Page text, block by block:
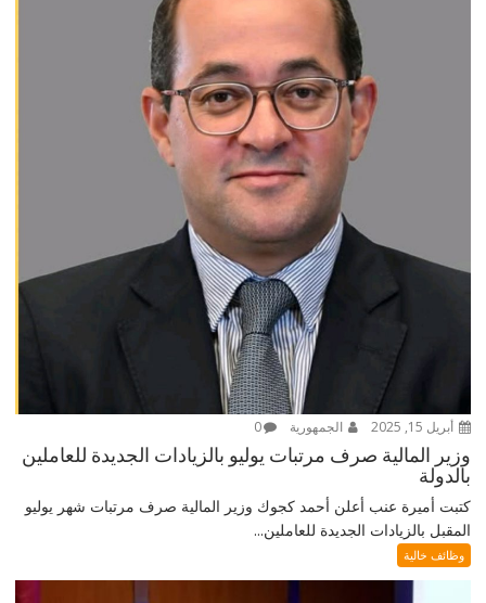
أبريل 15, 2025 الجمهورية 0
وزير المالية صرف مرتبات يوليو بالزيادات الجديدة للعاملين
بالدولة
كتبت أميرة عنب أعلن أحمد كجوك وزير المالية صرف مرتبات شهر يوليو
المقبل بالزيادات الجديدة للعاملين...
وظائف خالية